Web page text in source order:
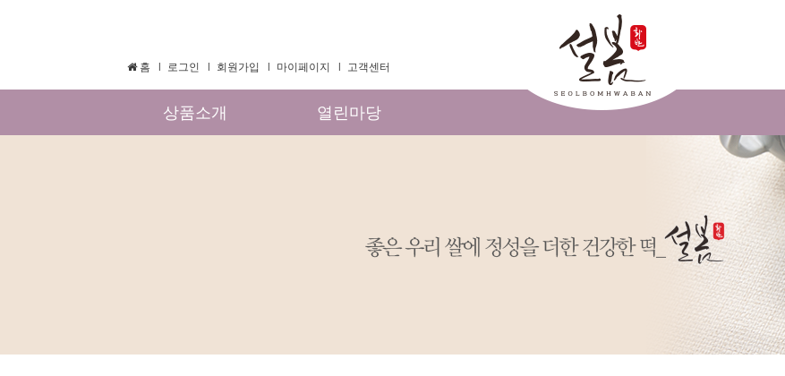
홈 로그인 회원가입 마이페이지 고객센터
상품소개 열린마당